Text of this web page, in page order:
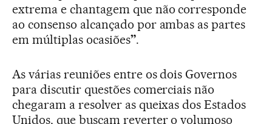
extrema e chantagem que não corresponde
ao consenso alcançado por ambas as partes
em múltiplas ocasiões”.
As várias reuniões entre os dois Governos
para discutir questões comerciais não
chegaram a resolver as queixas dos Estados
Unidos, que buscam reverter o volumoso